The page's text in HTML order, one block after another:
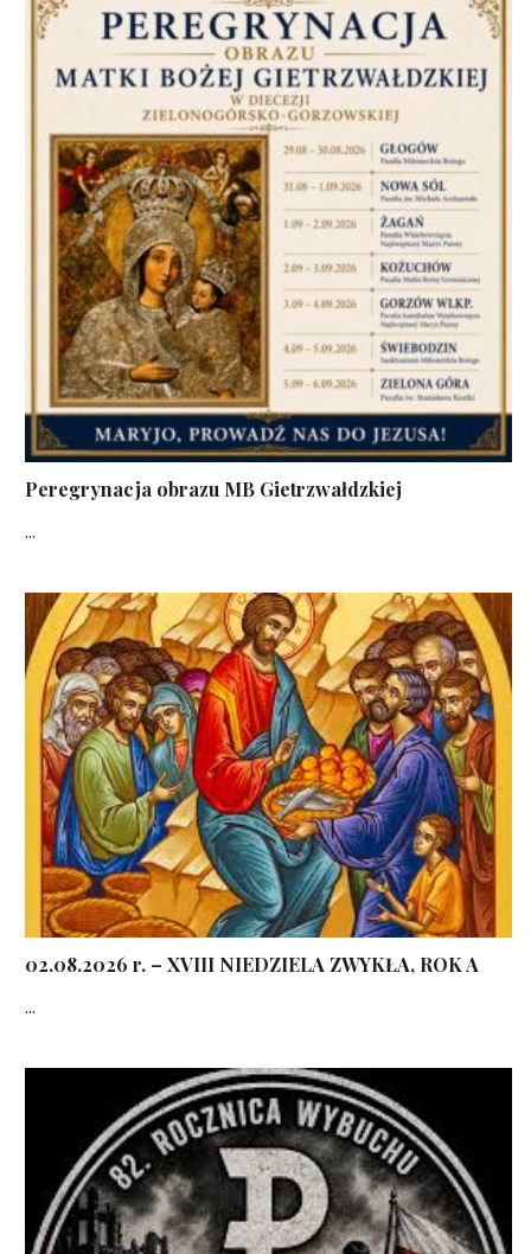
Peregrynacja obrazu MB Gietrzwałdzkiej
...
02.08.2026 r. – XVIII NIEDZIELA ZWYKŁA, ROK A
...